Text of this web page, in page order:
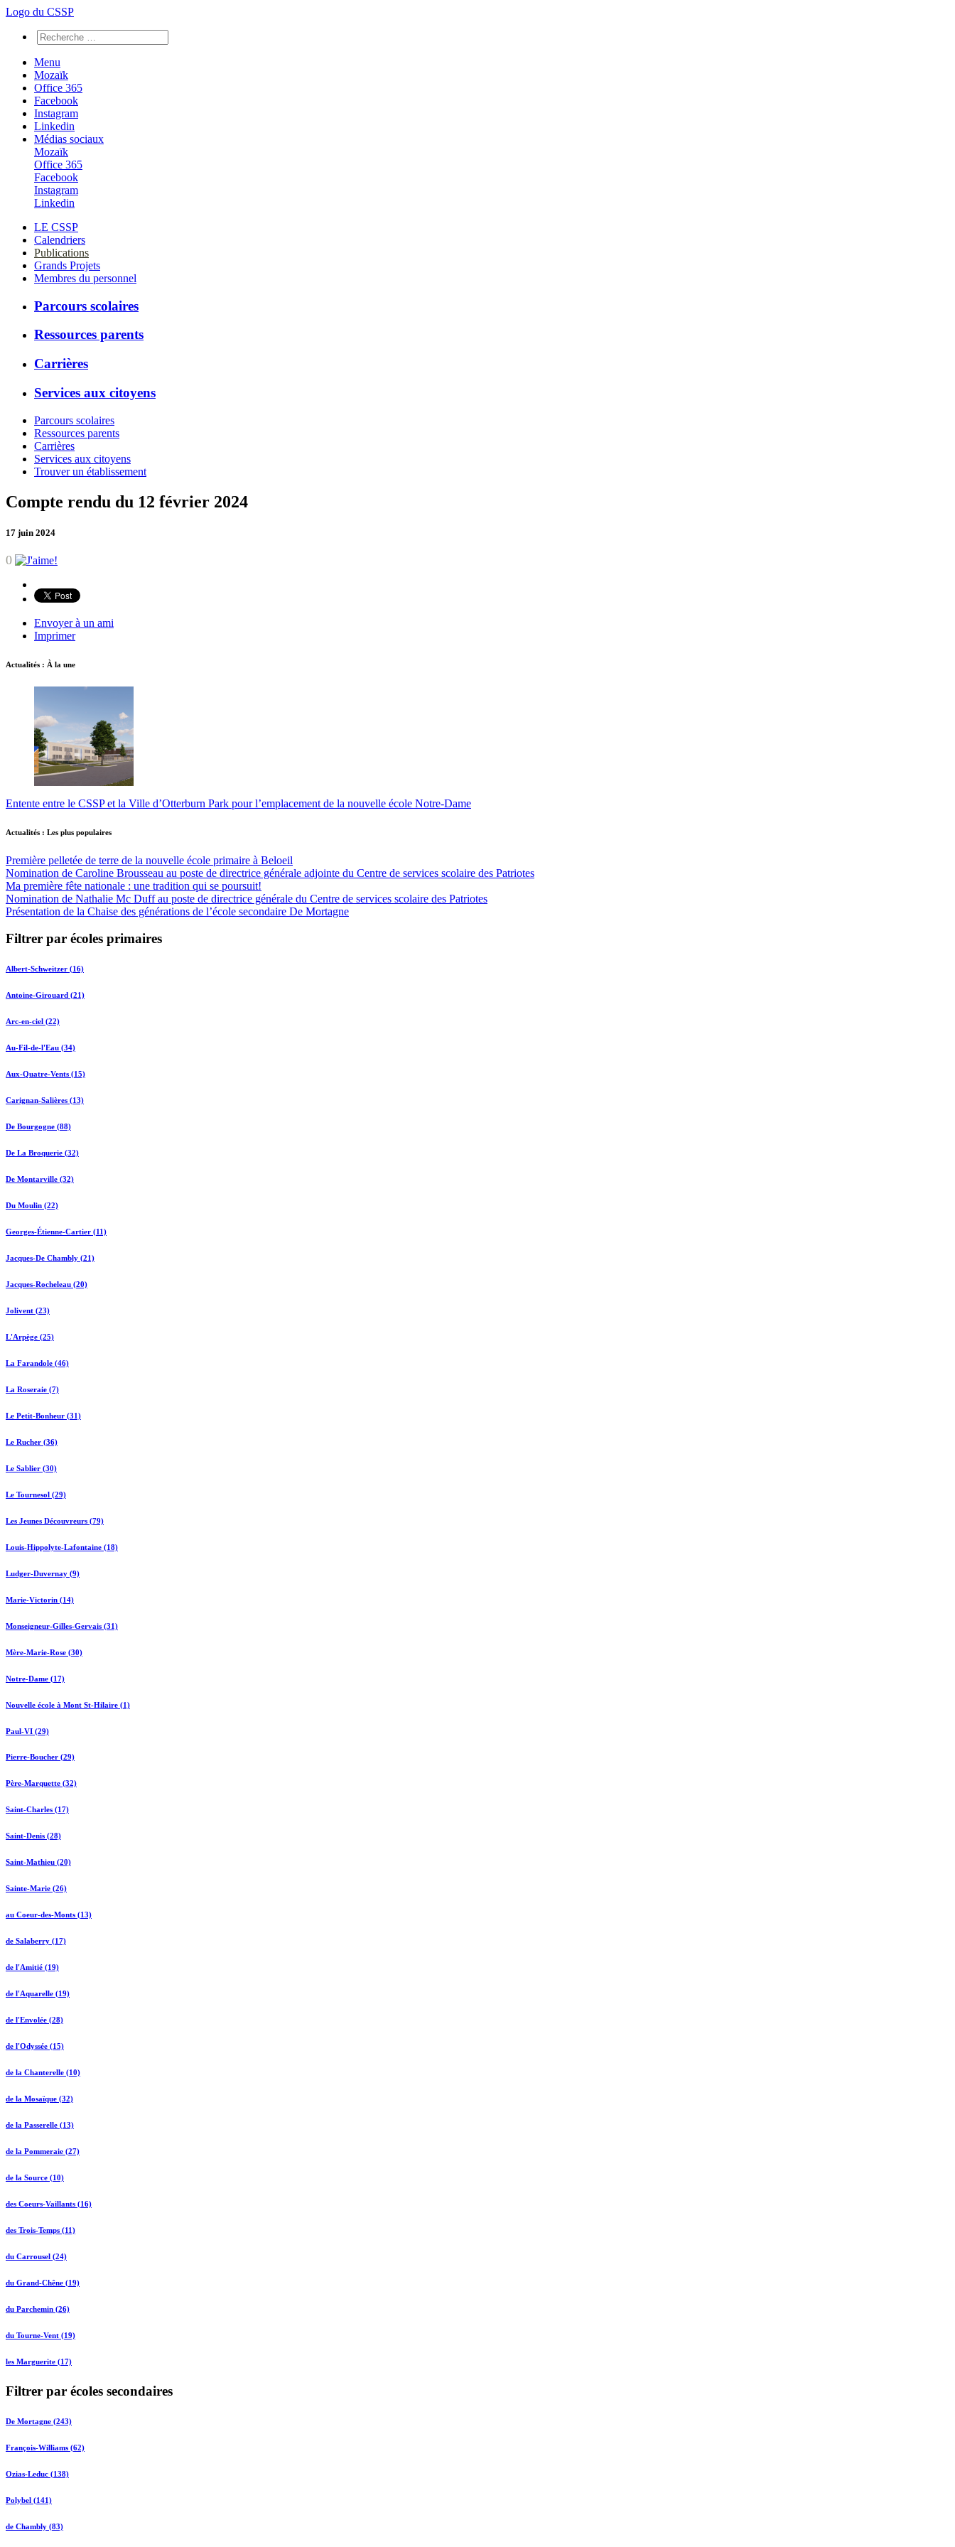
Logo du CSSP
Menu
Mozaïk
Office 365
Facebook
Instagram
Linkedin
Médias sociaux
Mozaïk
Office 365
Facebook
Instagram
Linkedin
LE CSSP
Calendriers
Publications
Grands Projets
Membres du personnel
Parcours scolaires
Ressources parents
Carrières
Services aux citoyens
Parcours scolaires
Ressources parents
Carrières
Services aux citoyens
Trouver un établissement
Compte rendu du 12 février 2024
17 juin 2024
0
Envoyer à un ami
Imprimer
Actualités : À la une
Entente entre le CSSP et la Ville d’Otterburn Park pour l’emplacement de la nouvelle école Notre-Dame
Actualités : Les plus populaires
Première pelletée de terre de la nouvelle école primaire à Beloeil
Nomination de Caroline Brousseau au poste de directrice générale adjointe du Centre de services scolaire des Patriotes
Ma première fête nationale : une tradition qui se poursuit!
Nomination de Nathalie Mc Duff au poste de directrice générale du Centre de services scolaire des Patriotes
Présentation de la Chaise des générations de l’école secondaire De Mortagne
Filtrer par écoles primaires
Albert-Schweitzer (16)
Antoine-Girouard (21)
Arc-en-ciel (22)
Au-Fil-de-l'Eau (34)
Aux-Quatre-Vents (15)
Carignan-Salières (13)
De Bourgogne (88)
De La Broquerie (32)
De Montarville (32)
Du Moulin (22)
Georges-Étienne-Cartier (11)
Jacques-De Chambly (21)
Jacques-Rocheleau (20)
Jolivent (23)
L'Arpège (25)
La Farandole (46)
La Roseraie (7)
Le Petit-Bonheur (31)
Le Rucher (36)
Le Sablier (30)
Le Tournesol (29)
Les Jeunes Découvreurs (79)
Louis-Hippolyte-Lafontaine (18)
Ludger-Duvernay (9)
Marie-Victorin (14)
Monseigneur-Gilles-Gervais (31)
Mère-Marie-Rose (30)
Notre-Dame (17)
Nouvelle école à Mont St-Hilaire (1)
Paul-VI (29)
Pierre-Boucher (29)
Père-Marquette (32)
Saint-Charles (17)
Saint-Denis (28)
Saint-Mathieu (20)
Sainte-Marie (26)
au Coeur-des-Monts (13)
de Salaberry (17)
de l'Amitié (19)
de l'Aquarelle (19)
de l'Envolée (28)
de l'Odyssée (15)
de la Chanterelle (10)
de la Mosaïque (32)
de la Passerelle (13)
de la Pommeraie (27)
de la Source (10)
des Coeurs-Vaillants (16)
des Trois-Temps (11)
du Carrousel (24)
du Grand-Chêne (19)
du Parchemin (26)
du Tourne-Vent (19)
les Marguerite (17)
Filtrer par écoles secondaires
De Mortagne (243)
François-Williams (62)
Ozias-Leduc (138)
Polybel (141)
de Chambly (83)